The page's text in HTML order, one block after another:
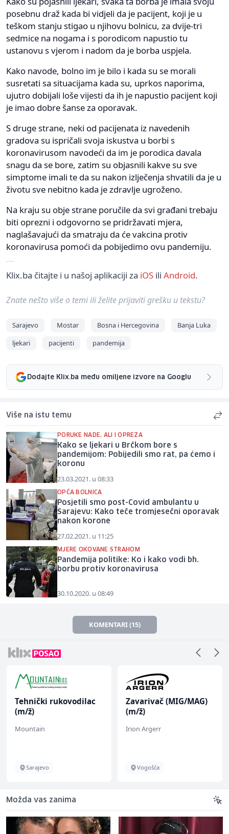
posebnu draž kada bi vidjeli da je pacijent, koji je u
teškom stanju stigao u njihovu bolnicu, za dvije-tri
sedmice na nogama i s porodicom napustio tu
ustanovu s vjerom i nadom da je borba uspjela.
Kako navode, bolno im je bilo i kada su se morali
susretati sa situacijama kada su, uprkos naporima,
ujutro dobijali loše vijesti da ih je napustio pacijent koji
je imao dobre šanse za oporavak.
S druge strane, neki od pacijenata iz navedenih
gradova su ispričali svoja iskustva u borbi s
koronavirusom navodeći da im je porodica davala
snagu da se bore, zatim su objasnili kakve su sve
simptome imali te da su nakon izlječenja shvatili da je u
životu sve nebitno kada je zdravlje ugroženo.
Na kraju su obje strane poručile da svi građani trebaju
biti oprezni i odgovorno se pridržavati mjera,
naglašavajući da smatraju da će vakcina protiv
koronavirusa pomoći da pobijedimo ovu pandemiju.
Klix.ba čitajte i u našoj aplikaciji za iOS ili Android.
Znate nešto više o temi ili želite prijaviti grešku u tekstu?
Sarajevo Mostar Bosna i Hercegovina
Banja Luka
ljekari
pacijenti pandemija
Dodajte Klix.ba među omiljene izvore na Googlu
Više na istu temu
PORUKE NADE, ALI I OPREZA
Kako se ljekari u Brčkom bore s
pandemijom: Pobijedili smo rat, pa ćemo i
koronu
23.03.2021. u 08:33
OPĆA BOLNICA
Posjetili smo post-Covid ambulantu u
Sarajevu: Kako teče tromjesečni oporavak
nakon korone
27.02.2021. u 11:25
MJERE OKOVANE STRAHOM
Pandemija politike: Ko i kako vodi bh.
borbu protiv koronavirusa
30.10.2020. u 08:49
KOMENTARI (15)
Tehnički rukovodilac
(m/ž)
Mountain
Sarajevo
Zavarivač (MIG/MAG)
(m/ž)
Irion Argerr
Vogošća
Možda vas zanima